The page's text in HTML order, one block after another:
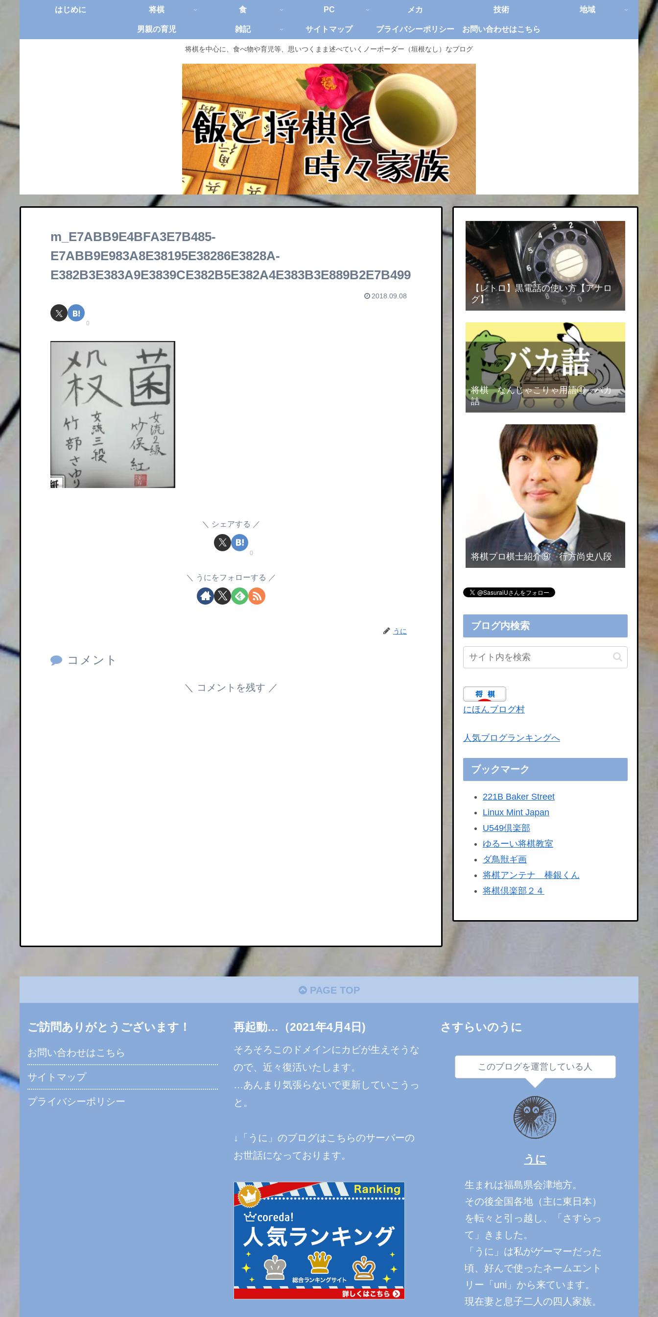
将棋を中心に、食べ物や育児等、思いつくまま述べていくノーボーダー（垣根なし）なブログ
はじめに 将棋 食 PC メカ 技術 地域
男親の育児 雑記 サイトマップ プライバシーポリシー お問い合わせはこちら
m_E7ABB9E4BFA3E7B485-
E7ABB9E983A8E38195E38286E3828A-
E382B3E383A9E3839CE382B5E382A4E383B3E889B2E7B499
2018.09.08
0
シェアする
0
うにをフォローする
うに
コメント
コメントを残す
【レトロ】黒電話の使い方【アナロ
グ】
将棋 なんじゃこりゃ用語① バカ
詰
将棋プロ棋士紹介⑨ 行方尚史八段
ブログ内検索
にほんブログ村
人気ブログランキングへ
ブックマーク
221B Baker Street
Linux Mint Japan
U549倶楽部
ゆるーい将棋教室
ダ鳥獣ギ画
将棋アンテナ 棒銀くん
将棋倶楽部２４
PAGE TOP
ご訪問ありがとうございます！
お問い合わせはこちら
サイトマップ
プライバシーポリシー
再起動…（2021年4月4日)
そろそろこのドメインにカビが生えそうな
ので、近々復活いたします。
…あんまり気張らないで更新していこうっ
と。
↓「うに」のブログはこちらのサーバーの
お世話になっております。
さすらいのうに
このブログを運営している人
うに
生まれは福島県会津地方。
その後全国各地（主に東日本）
を転々と引っ越し、「さすらっ
て」きました。
「うに」は私がゲーマーだった
頃、好んで使ったネームエント
リー「uni」から来ています。
現在妻と息子二人の四人家族。